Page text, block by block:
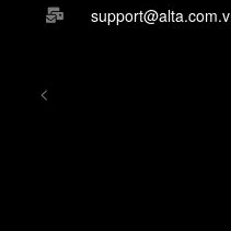
<